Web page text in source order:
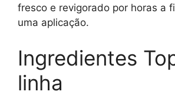
fresco e revigorado por horas a
uma aplicação.
Ingredientes
linha